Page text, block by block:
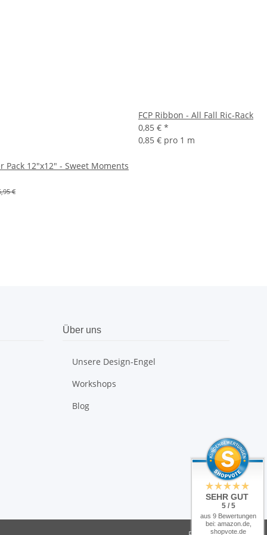
Pack 12"x12" - Sweet Moments
€
FCP Ribbon - All Fall Ric-Rack
0,85 € *
0,85 € pro 1 m
Über uns
Unsere Design-Engel
Workshops
Blog
SEHR GUT
5 / 5
aus 9 Bewertungen
bei: amazon.de,
shopvote.de